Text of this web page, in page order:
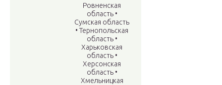
Ровненская
область •
Сумская область
• Тернопольская
область •
Харьковская
область •
Херсонская
область •
Хмельницкая